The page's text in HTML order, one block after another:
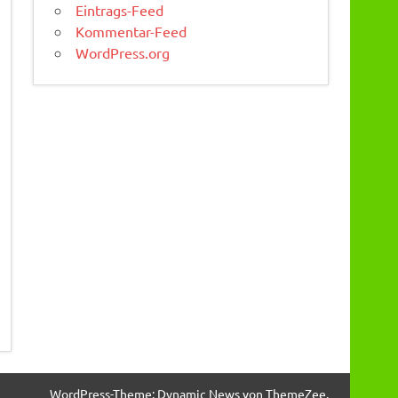
Eintrags-Feed
Kommentar-Feed
WordPress.org
WordPress-Theme: Dynamic News von ThemeZee.